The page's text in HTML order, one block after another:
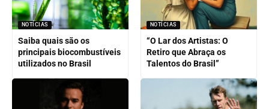
NOTÍCIAS
Saiba quais são os
principais biocombustíveis
utilizados no Brasil
NOTÍCIAS
“O Lar dos Artistas: O
Retiro que Abraça os
Talentos do Brasil”